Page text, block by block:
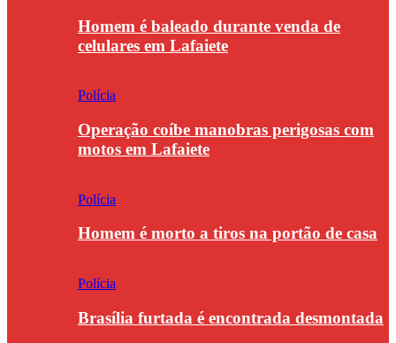
Homem é baleado durante venda de
celulares em Lafaiete
Polícia
Operação coíbe manobras perigosas com
motos em Lafaiete
Polícia
Homem é morto a tiros na portão de casa
Polícia
Brasília furtada é encontrada desmontada